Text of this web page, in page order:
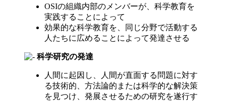
OSIの組織内部のメンバーが、科学教育を
実践することによって
効果的な科学教育を、同じ分野で活動する
人たちに広めることによって発達させる
科学研究の発達
人間に起因し、人間が直面する問題に対す
る技術的、方法論的または科学的な解決策
を見つけ、発展させるための研究を遂行す